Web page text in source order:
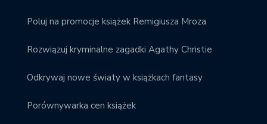
Poluj na promocje książek Remigiusza Mroza
Rozwiązuj kryminalne zagadki Agathy Christie
Odkrywaj nowe światy w książkach fantasy
Porównywarka cen książek